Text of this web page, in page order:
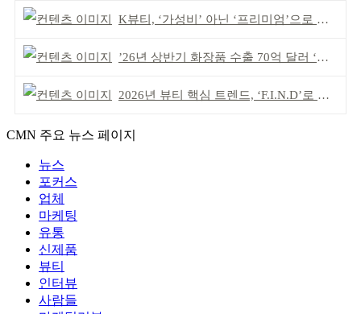
K뷰티, ‘가성비’ 아닌 ‘프리미엄’으로 승부걸어야
’26년 상반기 화장품 수출 70억 달러 ‘역대 최고’
2026년 뷰티 핵심 트렌드, ‘F.I.N.D’로 읽는다
CMN 주요 뉴스 페이지
뉴스
포커스
업체
마케팅
유통
신제품
뷰티
인터뷰
사람들